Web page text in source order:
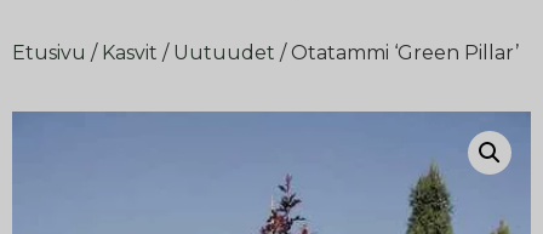
Etusivu / Kasvit / Uutuudet / Otatammi ‘Green Pillar’